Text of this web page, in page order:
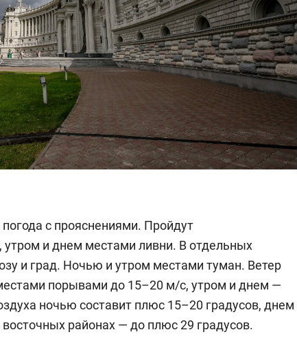
с прояснениями. Пройдут
и днем местами ливни. В отдельных
и град. Ночью и утром местами туман. Ветер
порывами до 15–20 м/c, утром и днем —
ночью составит плюс 15–20 градусов, днем
районах — до плюс 29 градусов.